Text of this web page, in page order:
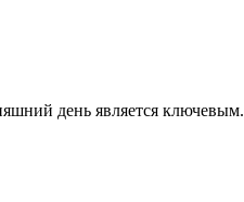
день является ключевым.